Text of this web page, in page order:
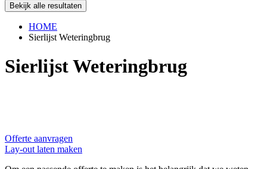
Bekijk alle resultaten
HOME
Sierlijst Weteringbrug
Sierlijst Weteringbrug
Offerte aanvragen
Lay-out laten maken